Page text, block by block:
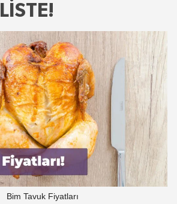
Bim Tavuk Fiyatları